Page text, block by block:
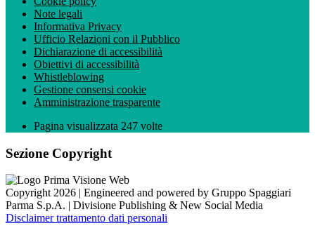
Note legali
Informativa Privacy
Ufficio Relazioni con il Pubblico
Dichiarazione di accessibilità
Obiettivi di accessibilità
Whistleblowing
Gestione consensi cookie
Amministrazione trasparente
Pagina visualizzata 247 volte
Sezione Copyright
Copyright 2026 | Engineered and powered by Gruppo Spaggiari
Parma S.p.A. | Divisione Publishing & New Social Media
Disclaimer trattamento dati personali